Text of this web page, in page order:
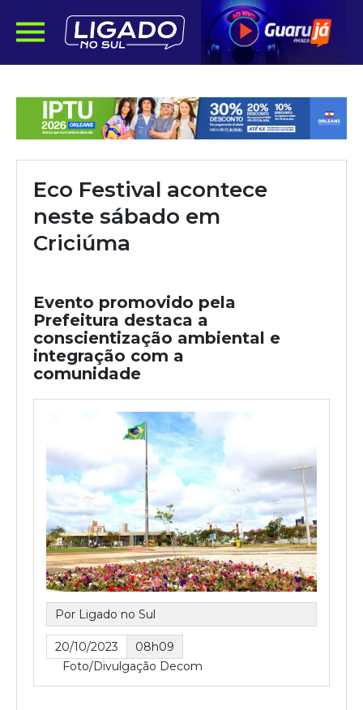
Eco Festival acontece
neste sábado em
Criciúma
Evento promovido pela
Prefeitura destaca a
conscientização ambiental e
integração com a
comunidade
Por Ligado no Sul
20/10/2023
08h09
Foto/Divulgação Decom